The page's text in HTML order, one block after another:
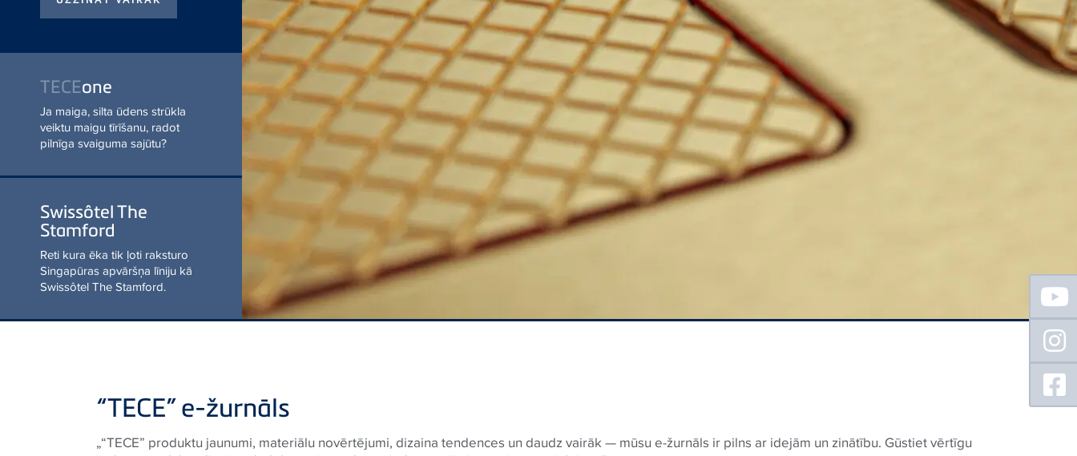
Ja maiga, silta ūdens
strūkla veiktu maigu
svaiguma sajūtu?
UZZINĀT VAIRĀK
Stamford
Reti kura ēka tik ļoti
raksturo Singapūras
apvāršņa līniju kā Swissôtel
The Stamford.
“TECE” e-žurnāls
„“TECE” produktu jaunumi, materiālu novērtējumi, dizaina tendences un daudz vairāk — mūsu e-žurnāls ir pilns ar idejām un zinātību. Gūstiet vērtīgu
Floating